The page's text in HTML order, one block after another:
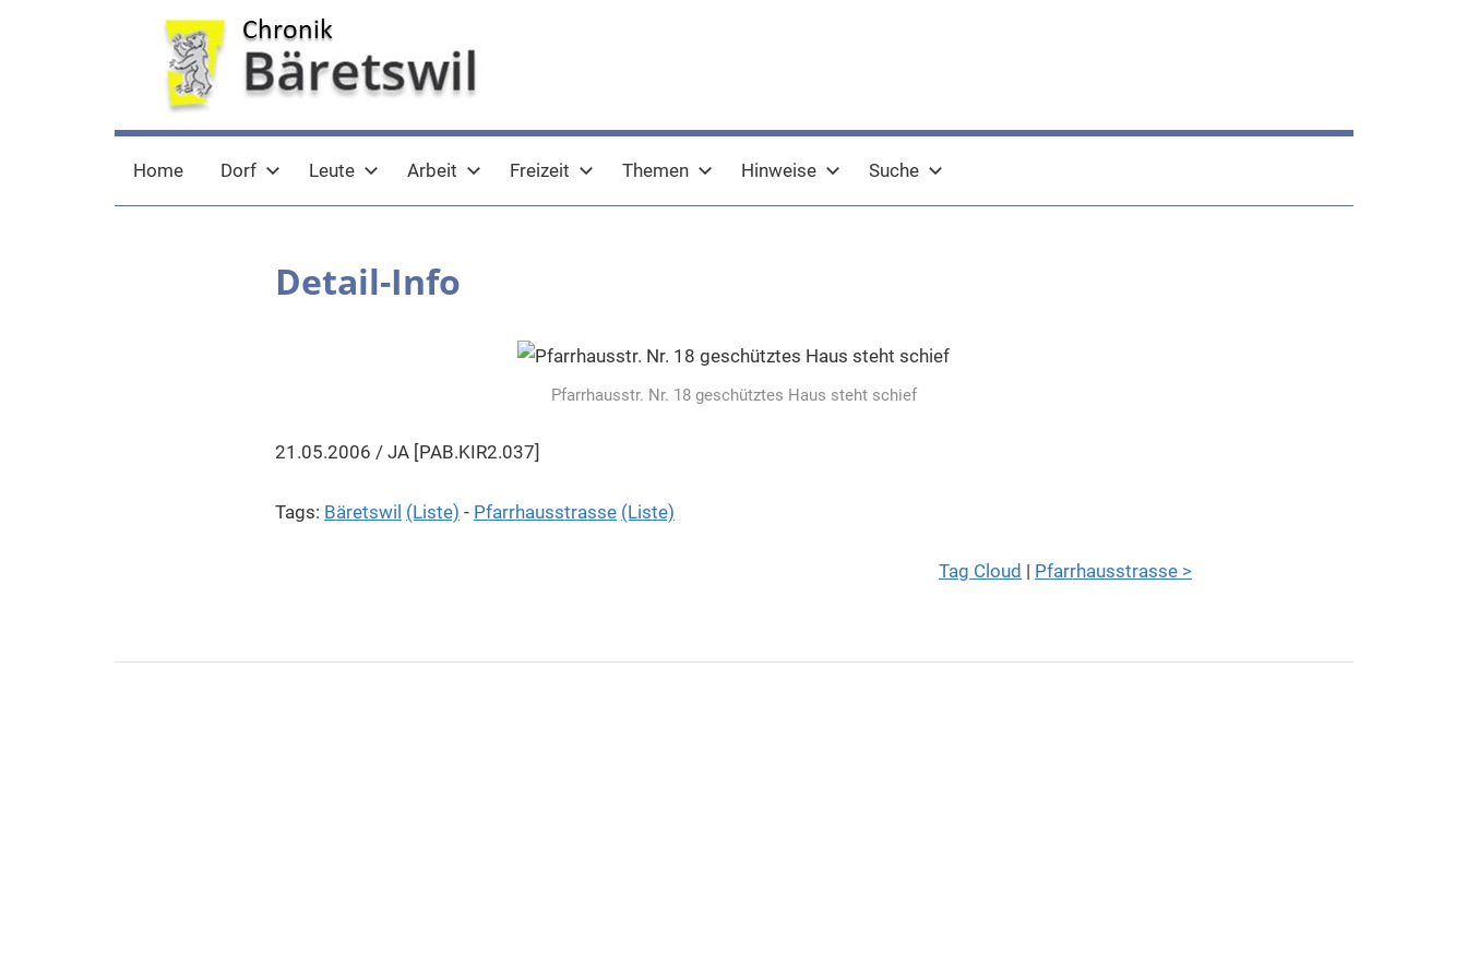
chronik-
baeretswil.ch
baeretswil.ch
Home Dorf Leute Arbeit Freizeit Themen Hinweise Suche
Detail-Info
Pfarrhausstr. Nr. 18 geschütztes Haus steht schief
21.05.2006 / JA [PAB.KIR2.037]
Tags: Bäretswil (Liste) - Pfarrhausstrasse (Liste)
Tag Cloud | Pfarrhausstrasse >